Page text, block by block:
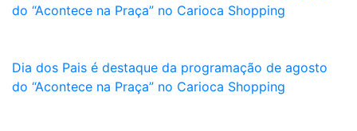
do “Acontece na Praça” no Carioca Shopping
Dia dos Pais é destaque da programação de agosto
do “Acontece na Praça” no Carioca Shopping